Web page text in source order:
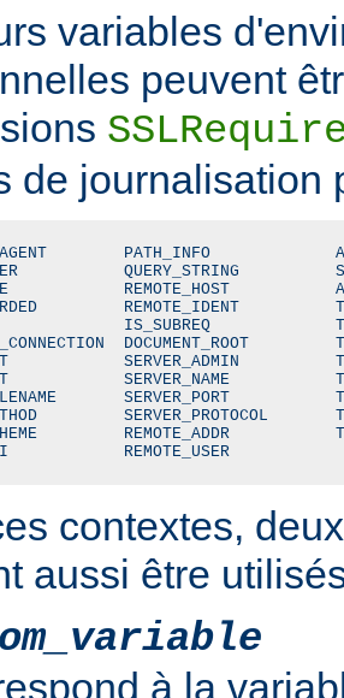
variables
peuvent
de journalisation
PATH_INFO
QUERY_STRING
REMOTE_HOST
REMOTE_IDENT
IS_SUBREQ
DOCUMENT_ROOT
SERVER_ADMIN
SERVER_NAME
SERVER_PORT
SERVER_PROTOCOL
REMOTE_ADDR
REMOTE_USER
contextes,
aussi être
à la